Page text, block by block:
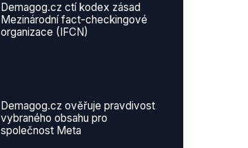
Demagog.cz ctí kodex zásad
Mezinárodní fact-checkingové
organizace (IFCN)
Demagog.cz ověřuje pravdivost
vybraného obsahu pro
společnost Meta